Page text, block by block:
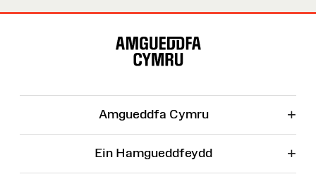
Amgueddfa Cymru +
Ein Hamgueddfeydd +